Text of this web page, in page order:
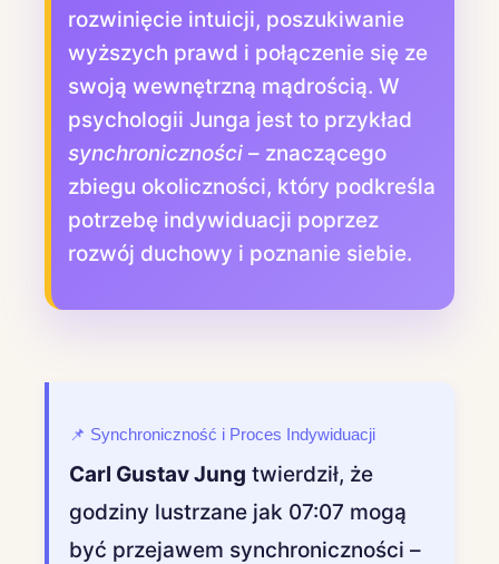
rozwinięcie intuicji, poszukiwanie
wyższych prawd i połączenie się ze
swoją wewnętrzną mądrością. W
psychologii Junga jest to przykład
synchroniczności – znaczącego
zbiegu okoliczności, który podkreśla
potrzebę indywiduacji poprzez
rozwój duchowy i poznanie siebie.
📌 Synchroniczność i Proces Indywiduacji
Carl Gustav Jung twierdził, że
godziny lustrzane jak 07:07 mogą
być przejawem synchroniczności –